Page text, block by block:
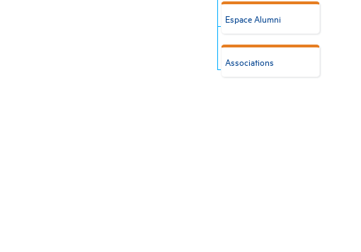
Espace Alumni
Associations